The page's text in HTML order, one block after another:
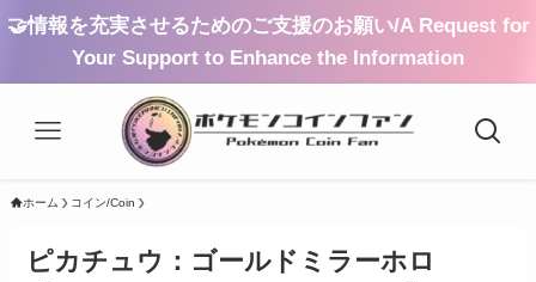
🤝情報を充実させるためのご支援のお願い/A Request for
Your Support to Enhance the Information
ホーム コイン/Coin
ピカチュウ：ゴールドミラーホロ